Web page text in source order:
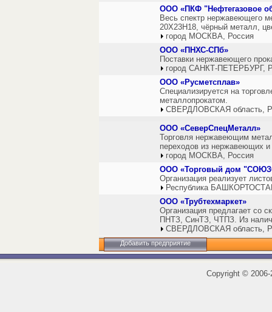
ООО «ПКФ "Нефтегазовое
Весь спектр нержавеющего
20Х23Н18, чёрный металл,
город МОСКВА, Россия
ООО «ПНХС-СПб»
Поставки нержавеющего
город САНКТ-ПЕТЕРБУРГ,
ООО «Русметсплав»
Специализируется на
металлопрокатом.
СВЕРДЛОВСКАЯ область,
ООО «СеверСпецМеталл»
Торговля нержавеющим
переходов из нержавеющих
город МОСКВА, Россия
ООО «Торговый дом
Организация реализует
Республика
ООО «Трубтехмаркет»
Организация предлагает со
ПНТЗ, СинТЗ, ЧТПЗ. Из
СВЕРДЛОВСКАЯ область,
Добавить предприятие
Copyright ©